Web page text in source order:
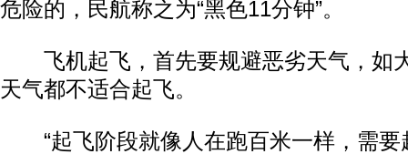
危险的，民航称之为“黑色11分钟”。
飞机起飞，首先要规避恶劣天气，如
天气都不适合起飞。
“起飞阶段就像人在跑百米一样，需要